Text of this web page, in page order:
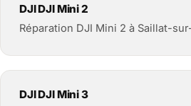
DJI DJI Mini 2
Réparation DJI Mini 2 à Saillat-
DJI DJI Mini 3